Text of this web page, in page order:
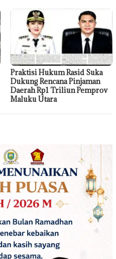
Praktisi Hukum Rasid Suka
Dukung Rencana Pinjaman
Daerah Rp1 Triliun Pemprov
Maluku Utara